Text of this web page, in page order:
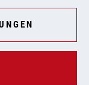
sensibilisiert
zu
wie wir